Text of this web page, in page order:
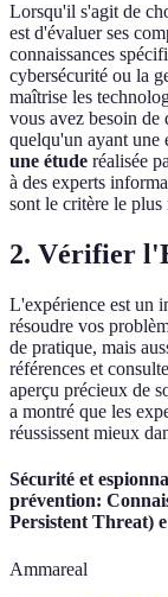
Lorsqu'il s'agit de
est d'évaluer ses
connaissances
cybersécurité ou la
maîtrise les
vous avez besoin
quelqu'un ayant une
une étude réalisée
à des experts
sont le critère le
2. Vérifier
L'expérience est un
résoudre vos
de pratique, mais
références et
aperçu précieux de
a montré que les
réussissent mieux
Sécurité et
prévention:
Persistent Threat) e
Ammareal